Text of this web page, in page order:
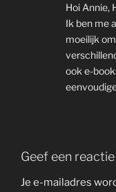
Hoi Annie,
Ik ben me
moeilijk
ook e-
Geef een reactie
Je e-mailadres